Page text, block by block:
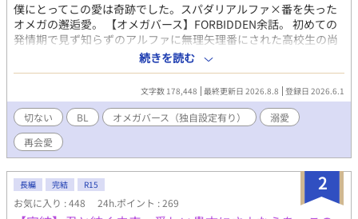
僕にとってこの愛は奇跡でした。スパダリアルファ×番を失った
オメガの邂逅愛。 【オメガバース】FORBIDDEN余話。 初めての
発情期で見ず知らずのアルファに無理矢理番にされた高校生の尚
紀。希望を失わず懸命に生き、本来の番である江上廉と番契約を
結び直すまでの失意からの救済の物語。 こちらから読まれても話
が通じるように書いていますが、本編をある程度読まれた方が何
倍も楽しめると思います。 〜あらすじ〜 高校生の西尚紀は、二学
年上の先輩、江上廉（こうがみれん）のことをずっと憧れを抱い
ていた。しかし、卒業式でも勇気を出せず、ただ背中を見つめる
だけ。最初から諦め、踏み出せない自分が歯痒かった。 一年後、
オメガとして初めて発情期に見舞われた尚紀は、通りかがりのア
ルファの男（夏木真也）に介抱され、あろうことかそのまま番
に…。一夜で人生が大きく変わり、帰る家を失った尚紀は、同じ
く夏木の番という「シュウ」と一緒に住むことになり……
続きを読む
文字数 178,448 最終更新日 2026.8.8 登録日 2026.6.1
切ない BL オメガバース（独自設定有り）
溺愛
再会愛
2
長編 完結 R15
お気に入り : 448 24h.ポイント : 269